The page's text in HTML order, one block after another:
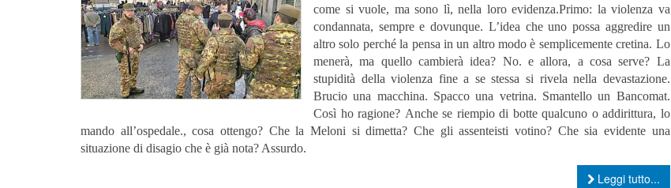
come si vuole, ma sono lì, nella loro evidenza.Primo: la violenza va
condannata, sempre e dovunque. L’idea che uno possa aggredire un
altro solo perché la pensa in un altro modo è semplicemente cretina. Lo
menerà, ma quello cambierà idea? No. e allora, a cosa serve? La
stupidità della violenza fine a se stessa si rivela nella devastazione.
Brucio una macchina. Spacco una vetrina. Smantello un Bancomat.
Così ho ragione? Anche se riempio di botte qualcuno o addirittura, lo
mando all’ospedale., cosa ottengo? Che la Meloni si dimetta? Che gli assenteisti votino? Che sia evidente una
situazione di disagio che è già nota? Assurdo.
Leggi tutto...